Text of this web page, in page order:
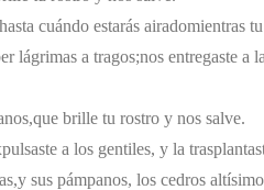
cuándo estarás airadomientras
lágrimas a tragos;nos entregaste a
que brille tu rostro y nos salve.
a los gentiles, y la
y sus pámpanos, los cedros